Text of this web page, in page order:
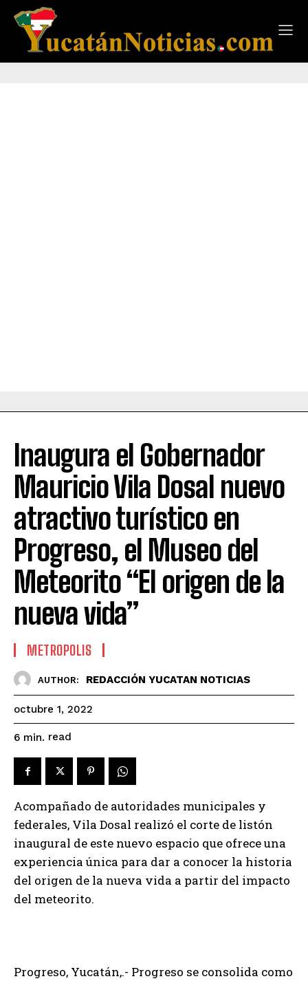
Inaugura el Gobernador
Mauricio Vila Dosal nuevo
atractivo turístico en
Progreso, el Museo del
Meteorito “El origen de la
nueva vida”
METROPOLIS
AUTHOR: REDACCIÓN YUCATAN NOTICIAS
octubre 1, 2022
6 min. read
Acompañado de autoridades municipales y
federales, Vila Dosal realizó el corte de listón
inaugural de este nuevo espacio que ofrece una
experiencia única para dar a conocer la historia
del origen de la nueva vida a partir del impacto
del meteorito.
Progreso, Yucatán,.- Progreso se consolida como